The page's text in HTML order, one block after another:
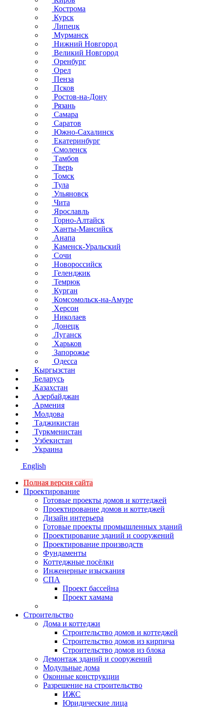
Кострома
Курск
Липецк
Мурманск
Нижний Новгород
Великий Новгород
Оренбург
Орел
Пенза
Псков
Ростов-на-Дону
Рязань
Самара
Саратов
Южно-Сахалинск
Екатеринбург
Смоленск
Тамбов
Тверь
Томск
Тула
Ульяновск
Чита
Ярославль
Горно-Алтайск
Ханты-Мансийск
Анапа
Каменск-Уральский
Сочи
Новороссийск
Геленджик
Темрюк
Курган
Комсомольск-на-Амуре
Херсон
Николаев
Донецк
Луганск
Харьков
Запорожье
Одесса
Кыргызстан
Беларусь
Казахстан
Азербайджан
Армения
Молдова
Таджикистан
Туркменистан
Узбекистан
Украина
English
Полная версия сайта
Проектирование
Готовые проекты домов и коттеджей
Проектирование домов и коттеджей
Дизайн интерьера
Готовые проекты промышленных зданий
Проектирование зданий и сооружений
Проектирование производств
Фундаменты
Коттеджные посёлки
Инженерные изыскания
СПА
Проект бассейна
Проект хамама
Строительство
Дома и коттеджи
Строительство домов и коттеджей
Строительство домов из кирпича
Строительство домов из блока
Демонтаж зданий и сооружений
Модульные дома
Оконные конструкции
Разрешение на строительство
ИЖС
Юридические лица